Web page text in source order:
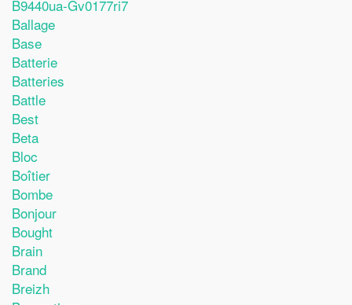
B9440ua-Gv0177ri7
Ballage
Base
Batterie
Batteries
Battle
Best
Beta
Bloc
Boîtier
Bombe
Bonjour
Bought
Brain
Brand
Breizh